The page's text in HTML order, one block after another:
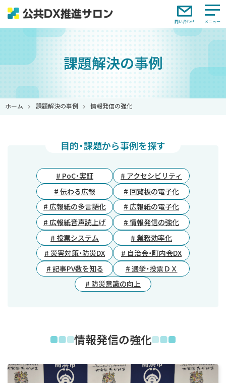
問い合わせ
課題解決の事例
ホーム 課題解決の事例 情報発信の強化
目的・課題から事例を探す
# PoC・実証
# アクセシビリティ
# 伝わる広報
# 回覧板の電子化
# 広報紙の多言語化
# 広報紙の電子化
# 広報紙音声読上げ
# 情報発信の強化
# 投票システム
# 業務効率化
# 災害対策・防災DX
# 自治会・町内会DX
# 記事PV数を知る
# 選挙・投票ＤＸ
# 防災意識の向上
情報発信の強化